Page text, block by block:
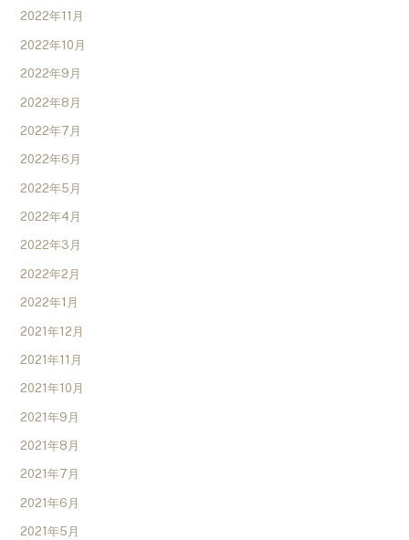
2022年11月
2022年10月
2022年9月
2022年8月
2022年7月
2022年6月
2022年5月
2022年4月
2022年3月
2022年2月
2022年1月
2021年12月
2021年11月
2021年10月
2021年9月
2021年8月
2021年7月
2021年6月
2021年5月